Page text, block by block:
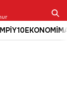
EKONOMİ
Ara